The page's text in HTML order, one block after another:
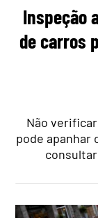
Inspeção
de carros
Não
pode apanhar